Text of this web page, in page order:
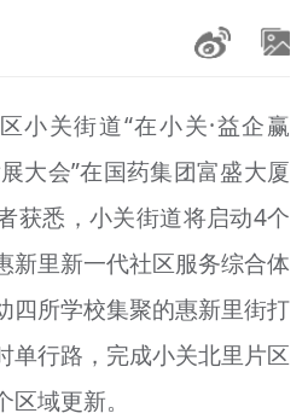
+
小关街道“在小关·益企赢
会”在国药集团富盛大厦
获悉，小关街道将启动4个
新里新一代社区服务综合体
四所学校集聚的惠新里街打
单行路，完成小关北里片区
域更新。